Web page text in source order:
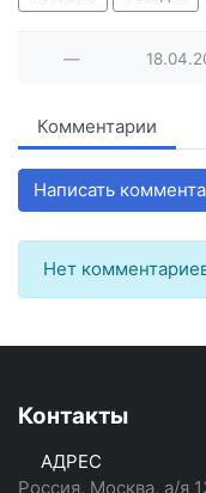
—
Комментарии
Написать
Нет
Контакты
АДРЕС
Россия, Москва, а/я